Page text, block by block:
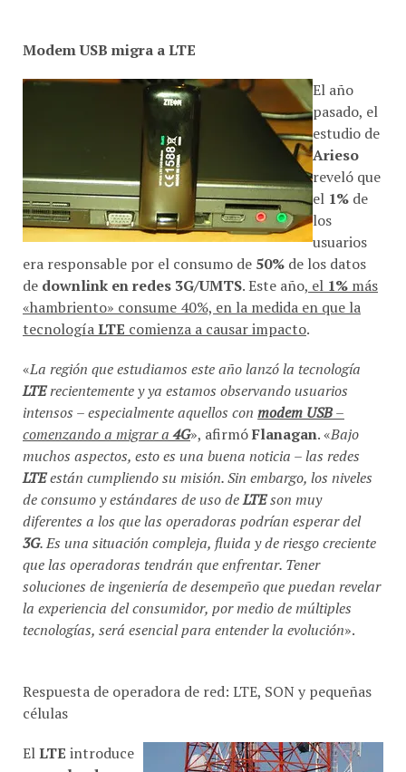
Modem USB migra a LTE
El año
pasado, el
estudio de
Arieso
reveló que
el 1% de
los
usuarios
era responsable por el consumo de 50% de los datos
de downlink en redes 3G/UMTS. Este año, el 1% más
«hambriento» consume 40%, en la medida en que la
tecnologíaLTE comienza a causar impacto.
«La región que estudiamos este año lanzó la tecnología
LTErecientemente y ya estamos observando usuarios
intensos – especialmente aquellos con modem USB–
comenzando a migrar a4G», afirmóFlanagan. «Bajo
muchos aspectos, esto es una buena noticia – las redes
LTEestán cumpliendo su misión. Sin embargo, los niveles
de consumo y estándares de uso deLTEson muy
diferentes a los que las operadoras podrían esperar del
3G. Es una situación compleja, fluida y de riesgo creciente
que las operadoras tendrán que enfrentar. Tener
soluciones de ingeniería de desempeño que puedan revelar
la experiencia del consumidor, por medio de múltiples
tecnologías, será esencial para entender la evolución».
Respuesta de operadora de red: LTE, SON y pequeñas
células
ElLTE introduce